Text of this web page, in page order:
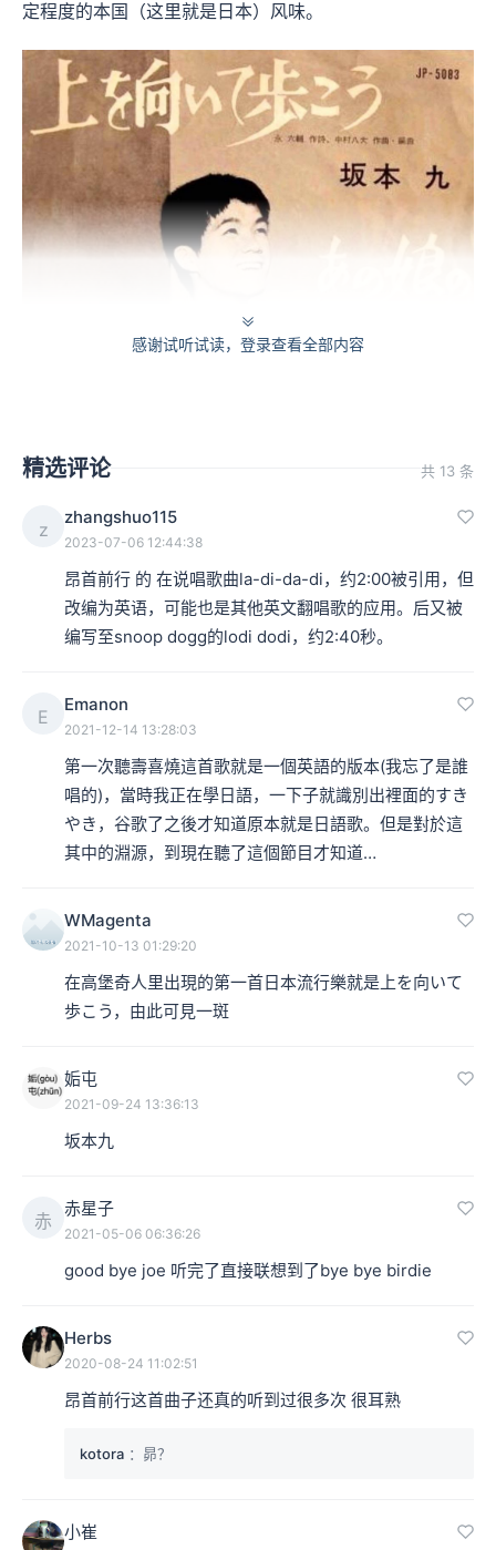
定程度的本国（这里就是日本）风味。
坂本九“昂首前行”单曲唱片封面。注意永六辅的角色是“作诗”。早年日本
流行音乐通常管作词叫作诗，诗和歌二字在日文读音相同：uta。
历史上有一些音乐家是所谓的一招鲜音乐家，也就是说他
到这首作品，而且可能不那么好的是也只能想到这首作
品。在全球范围内，坂本九就是这样一位歌手。
[播放“昂首前行”]
本集编辑：夏夏
感谢试听试读，登录查看全部内容
精选评论 共 13 条
z
zhangshuo115
2023-07-06 12:44:38
昂首前行 的 在说唱歌曲la-di-da-di，约2:00被引用，但
改编为英语，可能也是其他英文翻唱歌的应用。后又被
编写至snoop dogg的lodi dodi，约2:40秒。
E
Emanon
2021-12-14 13:28:03
第一次聽壽喜燒這首歌就是一個英語的版本(我忘了是誰
唱的)，當時我正在學日語，一下子就識別出裡面的すき
やき，谷歌了之後才知道原本就是日語歌。但是對於這
其中的淵源，到現在聽了這個節目才知道…
WMagenta
2021-10-13 01:29:20
在高堡奇人里出現的第一首日本流行樂就是上を向いて
歩こう，由此可見一斑
姤屯
2021-09-24 13:36:13
坂本九
赤
赤星子
2021-05-06 06:36:26
good bye joe 听完了直接联想到了bye bye birdie
Herbs
2020-08-24 11:02:51
昂首前行这首曲子还真的听到过很多次 很耳熟
kotora ：昴？
小崔